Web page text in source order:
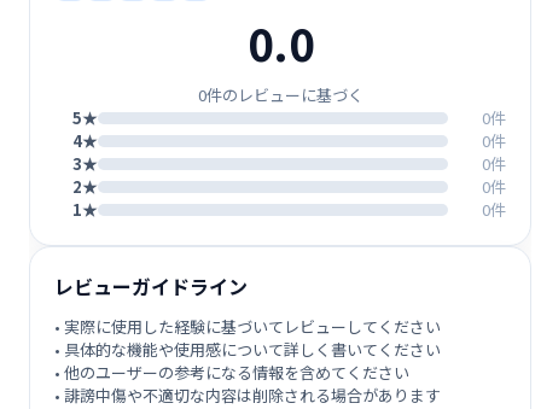
0.0
0件のレビューに基づく
5★
0件
4★
0件
3★
0件
2★
0件
1★
0件
レビューガイドライン
• 実際に使用した経験に基づいてレビューしてください
• 具体的な機能や使用感について詳しく書いてください
• 他のユーザーの参考になる情報を含めてください
• 誹謗中傷や不適切な内容は削除される場合があります